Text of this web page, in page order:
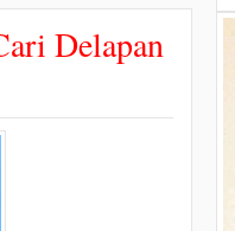
Delapan